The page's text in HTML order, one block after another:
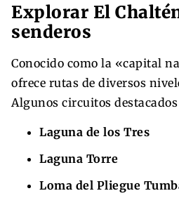
Explorar El
senderos
Conocido como la «capital
ofrece rutas de diversos
Algunos circuitos
Laguna de los Tres
Laguna Torre
Loma del Pliegue